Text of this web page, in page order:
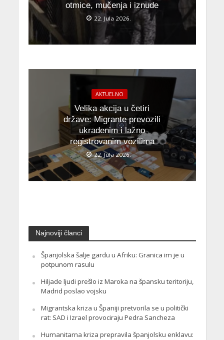
otmice, mučenja i iznude
22. Jula 2026.
AKTUELNO
Velika akcija u četiri
države: Migrante prevozili
ukradenim i lažno
registrovanim vozilima
22. Jula 2026.
Najnoviji članci
Španjolska šalje gardu u Afriku: Granica im je u
potpunom rasulu
Hiljade ljudi prešlo iz Maroka na špansku teritoriju,
Madrid poslao vojsku
Migrantska kriza u Španiji pretvorila se u politički
rat: SAD i Izrael provociraju Pedra Sancheza
Humanitarna kriza prepravila španjolsku enklavu: